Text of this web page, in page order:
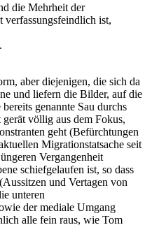
die Mehrheit der
ist,
aber diejenigen, die sich da
und liefern die Bilder, auf die
genannte Sau durchs
völlig aus dem Fokus,
geht (Befürchtungen
Migrationstatsache seit
Vergangenheit
schiefgelaufen ist, so dass
und Vertagen von
unteren
der mediale Umgang
alle fein raus, wie Tom